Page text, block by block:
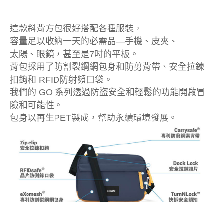
這款斜背方包很好搭配各種服裝，
容量足以收納一天的必需品—手機、皮夾、
太陽、眼鏡，甚至是7吋的平板。
背包採用了防割裂鋼網包身和防剪背帶、安全拉鍊
扣鉤和 RFID防射頻口袋。
我們的 GO 系列透過防盜安全和輕鬆的功能開啟冒
險和可能性。
包身以再生PET製成，幫助永續環境發展。